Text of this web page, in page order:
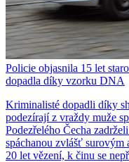
Policie objasnila 15 let
dopadla díky vzorku DNA
Kriminalisté dopadli díky
podezírají z vraždy muže
Podezřelého Čecha
spáchanou zvlášť surovým
20 let vězení, k činu se